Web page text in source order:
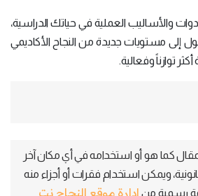
والأساليب العملية في حياتك الدراسية،
إلى مستويات جديدة من النجاح الأكاديمي
توازناً وفعالية.
كما هو أو استخدامه في أي مكان آخر
ويمكن استخدام فقرات أو أجزاء منه
رسمية من إدارة موقع النجاح نت